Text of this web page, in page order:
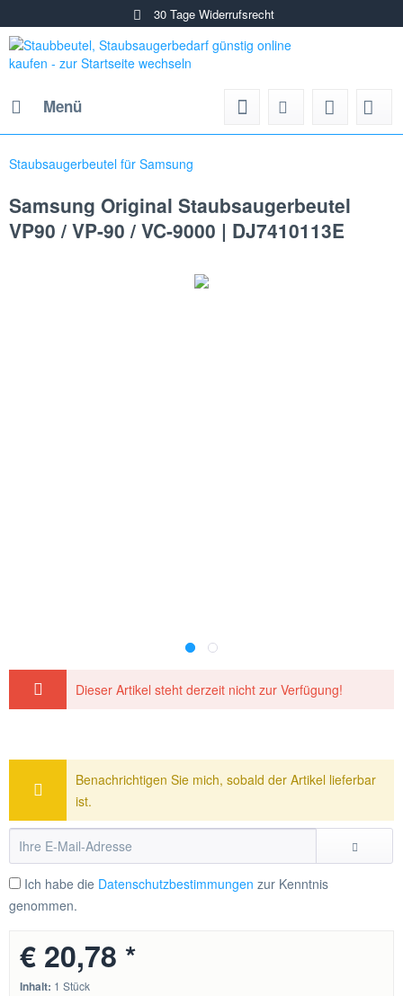
30 Tage Widerrufsrecht
Menü
Staubsaugerbeutel für Samsung
Samsung Original Staubsaugerbeutel
VP90 / VP-90 / VC-9000 | DJ7410113E
Dieser Artikel steht derzeit nicht zur Verfügung!
Benachrichtigen Sie mich, sobald der Artikel lieferbar
ist.
Ich habe die Datenschutzbestimmungen zur Kenntnis
genommen.
€ 20,78 *
Inhalt: 1 Stück